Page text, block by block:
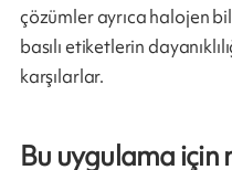
çözümler ayrıca halojen
basılı etiketlerin
karşılarlar.
Bu uygulama için